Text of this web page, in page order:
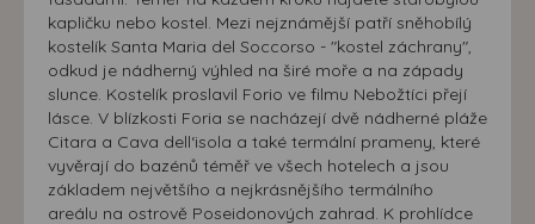
kapličku nebo kostel. Mezi nejznámější patří sněhobílý
kostelík Santa Maria del Soccorso - "kostel záchrany",
odkud je nádherný výhled na širé moře a na západy
slunce. Kostelík proslavil Forio ve filmu Nebožtíci přejí
lásce. V blízkosti Foria se nacházejí dvě nádherné pláže
Citara a Cava dell‘isola a také termální prameny, které
vyvěrají do bazénů téměř ve všech hotelech a jsou
základem největšího a nejkrásnějšího termálního
areálu na ostrově Poseidonových zahrad. K prohlídce